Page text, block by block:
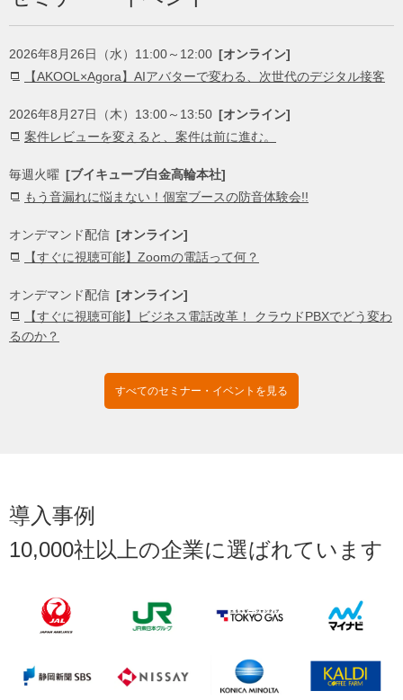
2026年8月26日（水）11:00～12:00 [オンライン]
【AKOOL×Agora】AIアバターで変わる、次世代のデジタル接客
2026年8月27日（木）13:00～13:50 [オンライン]
案件レビューを変えると、案件は前に進む。
毎週火曜 [ブイキューブ白金高輪本社]
もう音漏れに悩まない！個室ブースの防音体験会!!
オンデマンド配信 [オンライン]
【すぐに視聴可能】Zoomの電話って何？
オンデマンド配信 [オンライン]
【すぐに視聴可能】ビジネス電話改革！ クラウドPBXでどう変わ
るのか？
すべてのセミナー・イベントを見る
導入事例
10,000社以上の企業に選ばれています